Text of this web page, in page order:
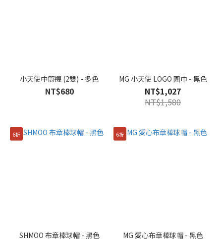
小天使中筒襪 (2雙) - 多色
NT$680
MG 小天使 LOGO 圍巾 - 黑色
NT$1,027
NT$1,580
6折
SHMOO 布章棒球帽 - 黑色
6折
MG 愛心布章棒球帽 - 黑色